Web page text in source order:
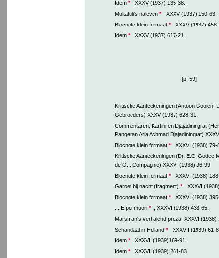
Idem *
XXXV (1937) 135-38.
Multatuli's naleven *
XXXV (1937) 150-63.
Blocnote klein formaat *
XXXV (1937)
Idem * XXXV (1937) 617-21.
[p. 59]
Kritische Aanteekeningen (Antoon Gooien:
Gebroeders) XXXV (1937) 628-31.
Commentaren: Kartini en Djajadiningrat
Pangeran Aria Achmad Djajadiningrat)
Blocnote klein formaat *
XXXVI (1938) 79-
Kritische Aanteekeningen (Dr. E.C. Godee
de O.I. Compagnie) XXXVI (1938) 96-99.
Blocnote klein formaat *
XXXVI (1938)
Garoet bij nacht (fragment) *
XXXVI
Blocnote klein formaat *
XXXVI (1938)
... E poi muori *
, XXXVI (1938) 433-65.
Marsman's verhalend proza, XXXVI (1938)
Schandaal in Holland *
XXXVII (1939) 61-
Idem *
XXXVII (1939)169-91.
Idem *
XXXVII (1939) 261-83.